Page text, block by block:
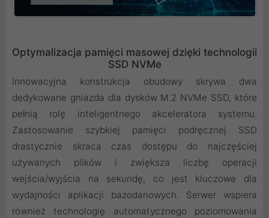
Optymalizacja pamięci masowej dzięki technologii
SSD NVMe
Innowacyjna konstrukcja obudowy skrywa dwa
dedykowane gniazda dla dysków M.2 NVMe SSD, które
pełnią rolę inteligentnego akceleratora systemu.
Zastosowanie szybkiej pamięci podręcznej SSD
drastycznie skraca czas dostępu do najczęściej
używanych plików i zwiększa liczbę operacji
wejścia/wyjścia na sekundę, co jest kluczowe dla
wydajności aplikacji bazodanowych. Serwer wspiera
również technologię automatycznego poziomowania